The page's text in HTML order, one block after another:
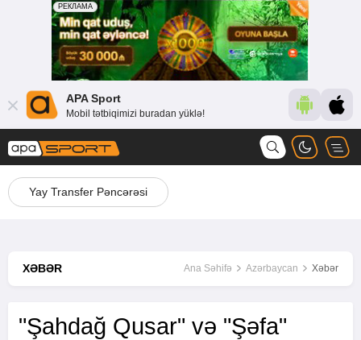
APA Sport
Mobil tətbiqimizi buradan yüklə!
Yay Transfer Pəncərəsi
XƏBƏR Ana Səhifə Azərbaycan Xəbər
"Şahdağ Qusar" və "Şəfa"